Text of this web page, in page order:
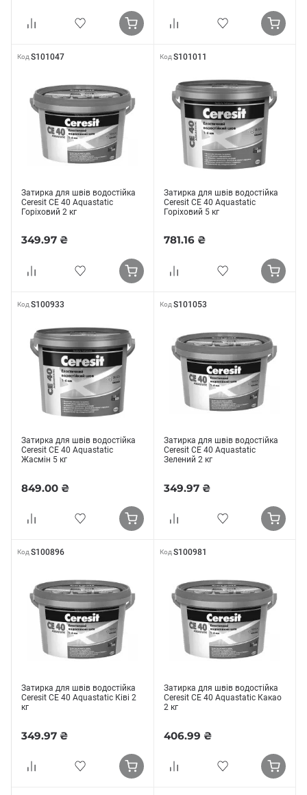
Код S101047
Затирка для швів водостійка
Ceresit CE 40 Aquastatic
Горіховий 2 кг
349.97 ₴
Код S101011
Затирка для швів водостійка
Ceresit CE 40 Aquastatic
Горіховий 5 кг
781.16 ₴
Код S100933
Затирка для швів водостійка
Ceresit CE 40 Aquastatic
Жасмін 5 кг
849.00 ₴
Код S101053
Затирка для швів водостійка
Ceresit CE 40 Aquastatic
Зелений 2 кг
349.97 ₴
Код S100896
Затирка для швів водостійка
Ceresit CE 40 Aquastatic Ківі 2
кг
349.97 ₴
Код S100981
Затирка для швів водостійка
Ceresit CE 40 Aquastatic Какао
2 кг
406.99 ₴